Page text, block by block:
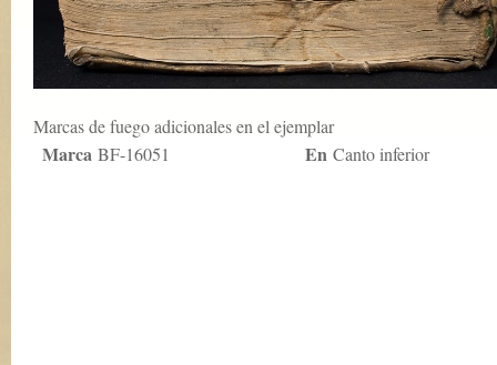
Marcas de fuego adicionales en el ejemplar
Marca BF-16051 En Canto inferior